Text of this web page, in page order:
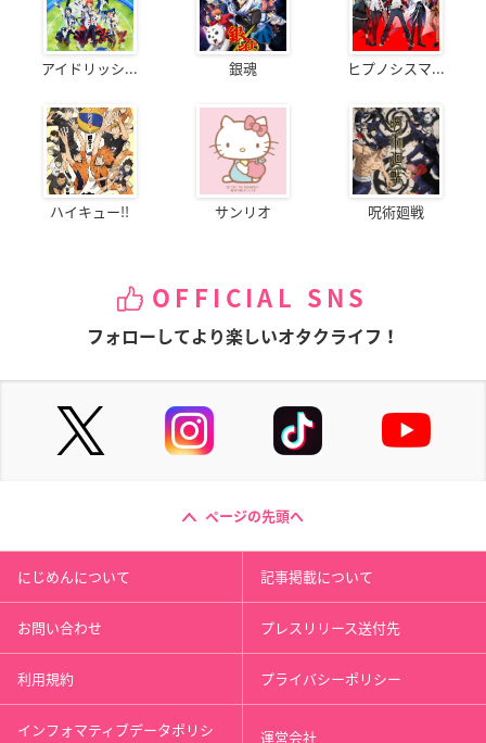
アイドリッシ... 銀魂 ヒプノシスマ...
ハイキュー!! サンリオ 呪術廻戦
OFFICIAL SNS
フォローしてより楽しいオタクライフ！
ページの先頭へ
にじめんについて 記事掲載について
お問い合わせ プレスリリース送付先
利用規約 プライバシーポリシー
インフォマティブデータポリシ 運営会社